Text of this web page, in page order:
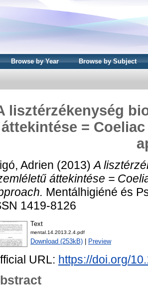
Browse by Year Browse by Subject
lisztérzékenység
áttekintése =
Adrien (2013)A
áttekintése =
Mentálhigiéné és
1419-8126
Text
mental.14.2013.2.4.pdf
Download (253kB) Preview
URL: https://doi.org/